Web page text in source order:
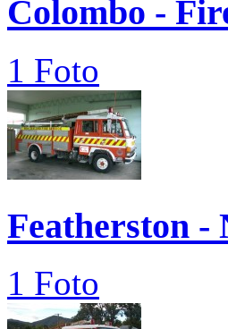
Colombo -
1 Foto
Featherston -
1 Foto